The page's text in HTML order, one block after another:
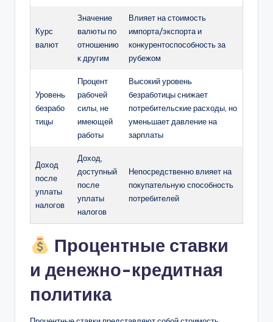
Курс
валют
Значение
валюты по
отношению
к другим
Влияет на стоимость
импорта/экспорта и
конкурентоспособность за
рубежом
Уровень
безрабо
тицы
Процент
рабочей
силы, не
имеющей
работы
Высокий уровень
безработицы снижает
потребительские расходы, но
уменьшает давление на
зарплаты
Доход
после
уплаты
налогов
Доход,
доступный
после
уплаты
налогов
Непосредственно влияет на
покупательную способность
потребителей
Процентные ставки
и денежно-кредитная
политика